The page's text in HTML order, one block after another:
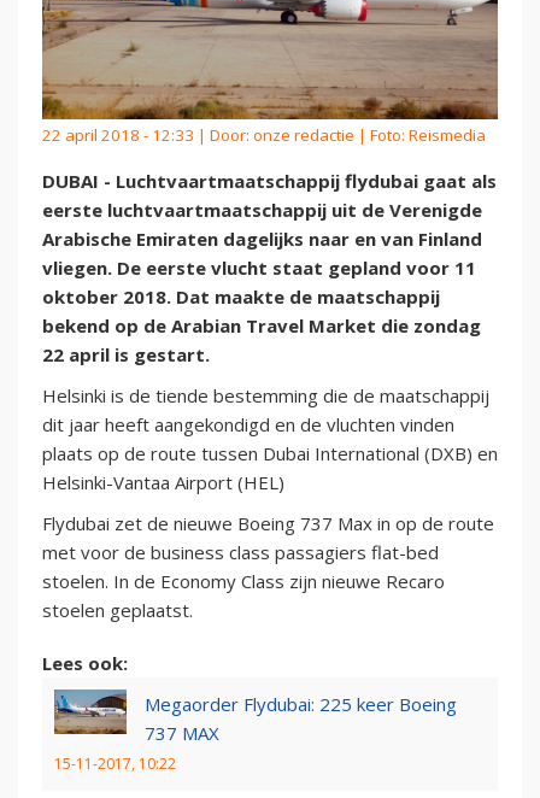
22 april 2018 - 12:33 | Door: onze redactie | Foto: Reismedia
DUBAI - Luchtvaartmaatschappij flydubai gaat als
eerste luchtvaartmaatschappij uit de Verenigde
Arabische Emiraten dagelijks naar en van Finland
vliegen. De eerste vlucht staat gepland voor 11
oktober 2018. Dat maakte de maatschappij
bekend op de Arabian Travel Market die zondag
22 april is gestart.
Helsinki is de tiende bestemming die de maatschappij
dit jaar heeft aangekondigd en de vluchten vinden
plaats op de route tussen Dubai International (DXB) en
Helsinki-Vantaa Airport (HEL)
Flydubai zet de nieuwe Boeing 737 Max in op de route
met voor de business class passagiers flat-bed
stoelen. In de Economy Class zijn nieuwe Recaro
stoelen geplaatst.
Lees ook:
Megaorder Flydubai: 225 keer Boeing
737 MAX
15-11-2017, 10:22